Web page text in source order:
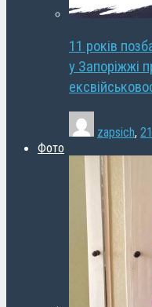
11 років
у Запоріжжі
zapsich,
Фото